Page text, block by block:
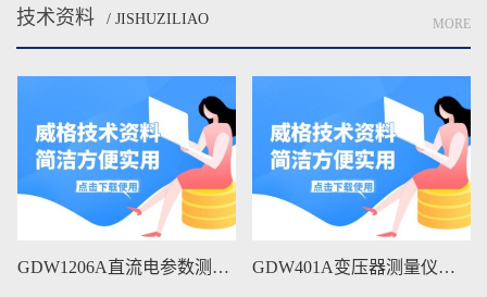
技术资料 / JISHUZILIAO MORE
GDW1206A直流电参数测量仪维修手册下载 GDW401A变压器测量仪维修手册下载